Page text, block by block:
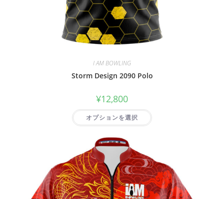
I AM BOWLING
Storm Design 2090 Polo
¥12,800
オプションを選択